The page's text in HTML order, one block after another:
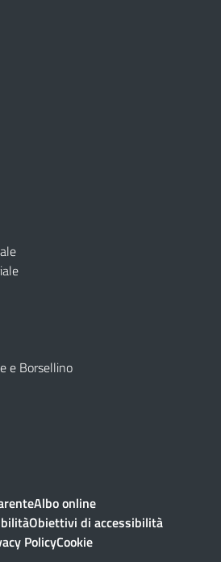
e Borsellino
Albo online
Obiettivi di accessibilità
PolicyCookie